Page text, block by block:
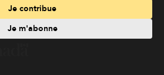
Je contribue
Je m'abonne